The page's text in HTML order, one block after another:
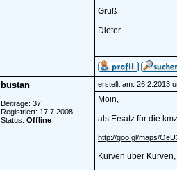
Gruß
Dieter
bustan
Beiträge: 37
Registriert: 17.7.2008
Status: Offline
erstellt am: 26.2.2013
Moin,
als Ersatz für die
http://goo.gl/maps/
Kurven über